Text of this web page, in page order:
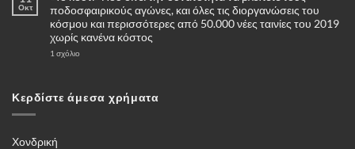
Πότε
και
να
επιλέξω
4G
Οκτ
ποδοσφαιρικούς αγώνες, και όλες τις διοργανώσεις του
κόσμου και περισσότερες από 50.000 νέες ταινίες του 2019
χωρίς κανένα κόστος
1 σχόλιο
την
Κερδίστε άμεσα χρήματα
Χονδρική